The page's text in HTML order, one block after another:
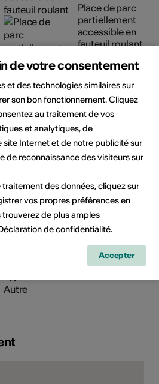
Place de parc
partiellement
accessible en
fauteuil roulant
Détails sur l'accessibilité
architecturale
Le Manoir de la Ville de
Martigny
Centre d'art contemporain
3, Rue du Manoir
1920 Martigny
Réservations 027 721 22 30
Fax 027 721 22 32
E-Mail
Site Internet
Autre
de votre consentement
et des technologies similaires sur
son bon fonctionnement. Cliquez
au traitement de vos
et analytiques, de
site Internet et de notre publicité sur
de reconnaissance des visiteurs sur
traitement des données, cliquez sur
vos propres préférences en
de plus amples
de confidentialité.
Accepter